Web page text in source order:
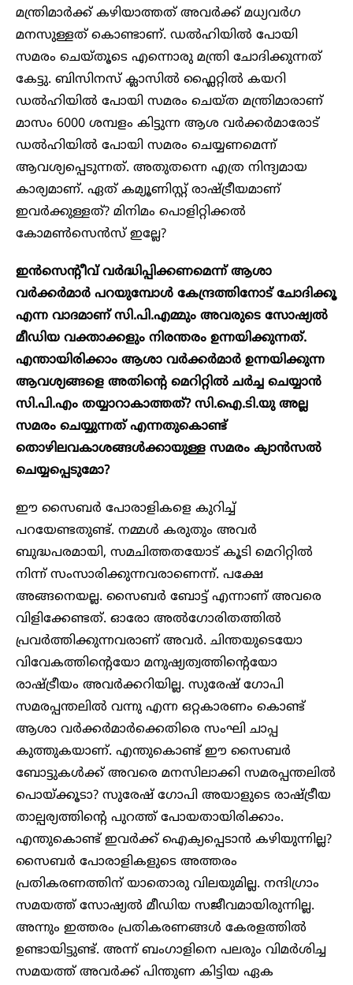
മന്ത്രിമാർക്ക് കഴിയാത്തത് അവർക്ക് മധ്യവർഗ
മനസുള്ളത് കൊണ്ടാണ്. ഡൽഹിയിൽ പോയി
സമരം ചെയ്തൂടെ എന്നൊരു മന്ത്രി ചോദിക്കുന്നത്
കേട്ടു. ബിസിനസ് ക്ലാസിൽ ഫ്ലൈറ്റിൽ കയറി
ഡൽഹിയിൽ പോയി സമരം ചെയ്ത മന്ത്രിമാരാണ്
മാസം 6000 ശമ്പളം കിട്ടുന്ന ആശ വർക്കർമാരോട്
ഡൽഹിയിൽ പോയി സമരം ചെയ്യണമെന്ന്
ആവശ്യപ്പെടുന്നത്. അതുതന്നെ എത്ര നിന്ദ്യമായ
കാര്യമാണ്. ഏത് കമ്യൂണിസ്റ്റ് രാഷ്ട്രീയമാണ്
ഇവർക്കുള്ളത്? മിനിമം പൊളിറ്റിക്കൽ
കോമൺസെൻസ് ഇല്ലേ?
ഇൻസെന്റീവ് വർദ്ധിപ്പിക്കണമെന്ന് ആശാ
വർക്കർമാർ പറയുമ്പോൾ കേന്ദ്രത്തിനോട് ചോദിക്കൂ
എന്ന വാദമാണ് സി.പി.എമ്മും അവരുടെ സോഷ്യൽ
മീഡിയ വക്താക്കളും നിരന്തരം ഉന്നയിക്കുന്നത്.
എന്തായിരിക്കാം ആശാ വർക്കർമാർ ഉന്നയിക്കുന്ന
ആവശ്യങ്ങളെ അതിന്റെ മെറിറ്റിൽ ചർച്ച ചെയ്യാൻ
സി.പി.എം തയ്യാറാകാത്തത്? സി.ഐ.ടി.യു അല്ല
സമരം ചെയ്യുന്നത് എന്നതുകൊണ്ട്
തൊഴിലവകാശങ്ങൾക്കായുള്ള സമരം ക്യാൻസൽ
ചെയ്യപ്പെടുമോ?
ഈ സൈബർ പോരാളികളെ കുറിച്ച്
പറയേണ്ടതുണ്ട്. നമ്മൾ കരുതും അവർ
ബുദ്ധപരമായി, സമചിത്തതയോട് കൂടി മെറിറ്റിൽ
നിന്ന് സംസാരിക്കുന്നവരാണെന്ന്. പക്ഷേ
അങ്ങനെയല്ല. സൈബർ ബോട്ട് എന്നാണ് അവരെ
വിളിക്കേണ്ടത്. ഓരോ അൽഗോരിതത്തിൽ
പ്രവർത്തിക്കുന്നവരാണ് അവർ. ചിന്തയുടെയോ
വിവേകത്തിന്റെയോ മനുഷ്യത്വത്തിന്റെയോ
രാഷ്ട്രീയം അവർക്കറിയില്ല. സുരേഷ് ഗോപി
സമരപ്പന്തലിൽ വന്നു എന്ന ഒറ്റകാരണം കൊണ്ട്
ആശാ വർക്കർമാർക്കെതിരെ സംഘി ചാപ്പ
കുത്തുകയാണ്. എന്തുകൊണ്ട് ഈ സൈബർ
ബോട്ടുകൾക്ക് അവരെ മനസിലാക്കി സമരപ്പന്തലിൽ
പൊയ്ക്കൂടാ? സുരേഷ് ഗോപി അയാളുടെ രാഷ്ട്രീയ
താല്പര്യത്തിന്റെ പുറത്ത് പോയതായിരിക്കാം.
എന്തുകൊണ്ട് ഇവർക്ക് ഐക്യപ്പെടാൻ കഴിയുന്നില്ല?
സൈബർ പോരാളികളുടെ അത്തരം
പ്രതികരണത്തിന് യാതൊരു വിലയുമില്ല. നന്ദിഗ്രാം
സമയത്ത് സോഷ്യൽ മീഡിയ സജീവമായിരുന്നില്ല.
അന്നും ഇത്തരം പ്രതികരണങ്ങൾ കേരളത്തിൽ
ഉണ്ടായിട്ടുണ്ട്. അന്ന് ബംഗാളിനെ പലരും വിമർശിച്ച
സമയത്ത് അവർക്ക് പിന്തുണ കിട്ടിയ ഏക